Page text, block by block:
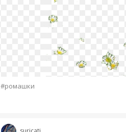
#ромашки